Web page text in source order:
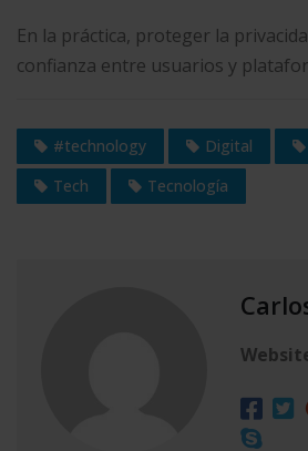
En la práctica, proteger la
confianza entre usuarios y
#technology Digital
Tech
Tecnología